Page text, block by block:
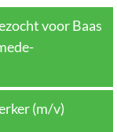
voor Baas
(m/v)